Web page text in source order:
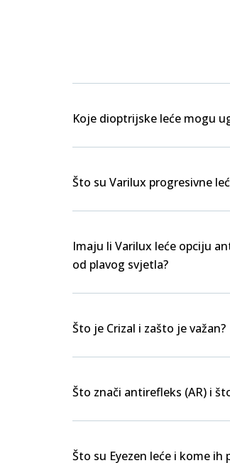
Koje dioptrijske leće mogu
Što su Varilux progresivne
Imaju li Varilux leće opciju
od plavog svjetla?
Što je Crizal i zašto je važan?
Što znači antirefleks (AR) i
Što su Eyezen leće i kome ih